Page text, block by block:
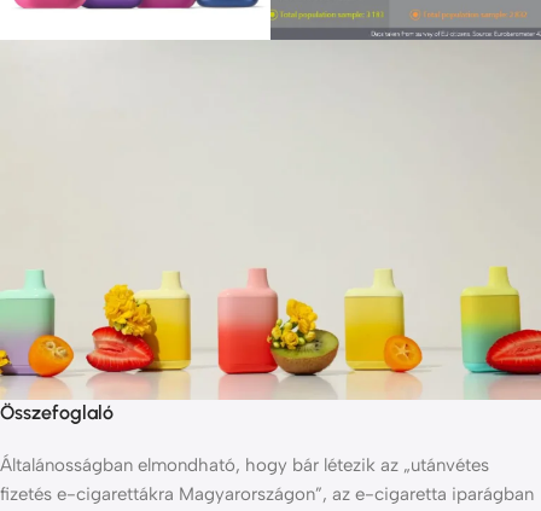
Összefoglaló
Általánosságban elmondható, hogy bár létezik az „utánvétes
fizetés e-cigarettákra Magyarországon”, az e-cigaretta iparágban